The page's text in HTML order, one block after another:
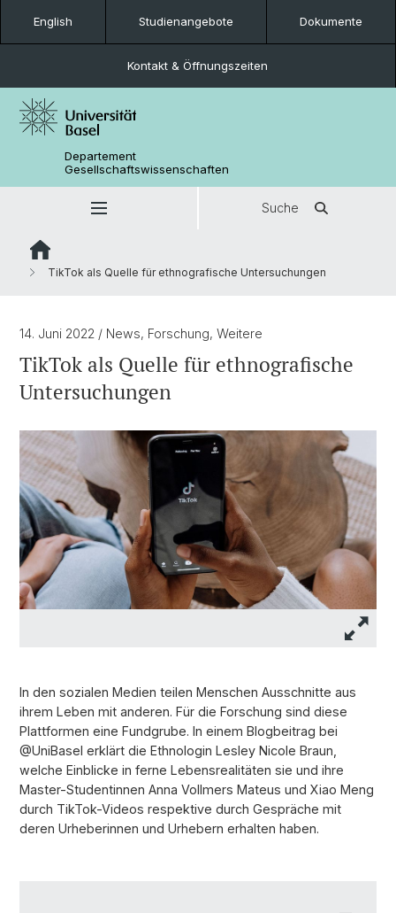
English Studienangebote Dokumente
Kontakt & Öffnungszeiten
Departement
Gesellschaftswissenschaften
Suche
TikTok als Quelle für ethnografische Untersuchungen
14. Juni 2022 / News, Forschung, Weitere
TikTok als Quelle für ethnografische
Untersuchungen
In den sozialen Medien teilen Menschen Ausschnitte aus
ihrem Leben mit anderen. Für die Forschung sind diese
Plattformen eine Fundgrube. In einem Blogbeitrag bei
@UniBasel erklärt die Ethnologin Lesley Nicole Braun,
welche Einblicke in ferne Lebensrealitäten sie und ihre
Master-Studentinnen Anna Vollmers Mateus und Xiao Meng
durch TikTok-Videos respektive durch Gespräche mit
deren Urheberinnen und Urhebern erhalten haben.